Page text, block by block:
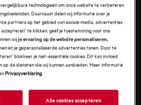
technologieën om onze website te verbeteren
Daarnaast delen wij informatie over je
partners op het gebied van sociale media, advertenties
te klikken, geef je toestemming voor ons
wijje ervaring op de website personaliseren,
en je gepersonaliseerde advertenties tonen. Door te
blokkeer je niet-essentiële cookies. Dit kan invloed
de diensten die wij kunnen aanbieden. Meer informatie
Privacyverklaring.
Alle cookies accepteren